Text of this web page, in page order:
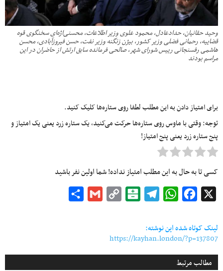
وحید حقانیان، حدادعادل، محمود علوی وزیر اطلاعات، محسنی‌اژه‌ای سخنگوی قوه
قضاییه، رحمانی فضلی وزیر کشور، بیژن زنگنه وزیر نفت، حسن فیروزآبادی، محسن
هاشمی رفسنجانی رییس شورای شهر، صالحی فرمانده سابق ارتش از حاضران در این
مراسم بودند
برای امتیاز دادن به این مطلب لطفا روی ستاره‌ها کلیک کنید.
توجه: وقتی با ماوس روی ستاره‌ها حرکت می‌کنید، یک ستاره زرد یعنی یک امتیاز و
پنج ستاره زرد یعنی پنج امتیاز!
کسی تا به حال به این مطلب امتیاز نداده! شما اولین نفر باشید
Facebook
WhatsApp
Telegram
Balatarin
Copy
Gmail
لینک کوتاه شده این نوشته:
https://kayhan.london/?p=137807
مطالب مرتبط